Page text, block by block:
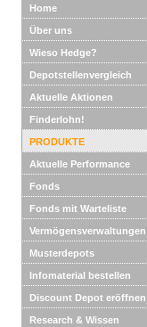
Home
Über uns
Wieso Hedge?
Depotstellenvergleich
Aktuelle Aktionen
Finderlohn!
PRODUKTE
Aktuelle Performance
Fonds
Fonds mit Warteliste
Vermögensverwaltungen
Musterdepots
Infomaterial bestellen
Discount Depot eröffnen
Research & Wissen